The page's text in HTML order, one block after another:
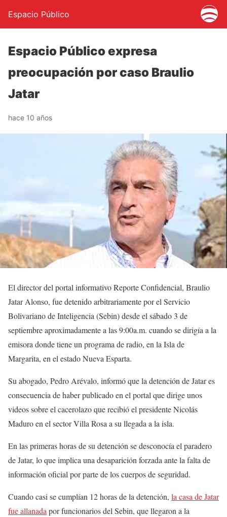
Espacio Público
Espacio Público expresa
preocupación por caso Braulio
Jatar
hace 10 años
El director del portal informativo Reporte Confidencial, Braulio
Jatar Alonso, fue detenido arbitrariamente por el Servicio
Bolivariano de Inteligencia (Sebin) desde el sábado 3 de
septiembre aproximadamente a las 9:00a.m. cuando se dirigía a la
emisora donde tiene un programa de radio, en la Isla de
Margarita, en el estado Nueva Esparta.
Su abogado, Pedro Arévalo, informó que la detención de Jatar es
consecuencia de haber publicado en el portal que dirige unos
videos sobre el cacerolazo que recibió el presidente Nicolás
Maduro en el sector Villa Rosa a su llegada a la isla.
En las primeras horasde su detención se desconocía el paradero
de Jatar, lo que implica una desaparición forzadaante la falta de
información oficial por parte de los cuerpos de seguridad.
Cuando casi se cumplían 12 horas de la detención, la casa de Jatar
fue allanadapor funcionarios del Sebin, que llegaron a la